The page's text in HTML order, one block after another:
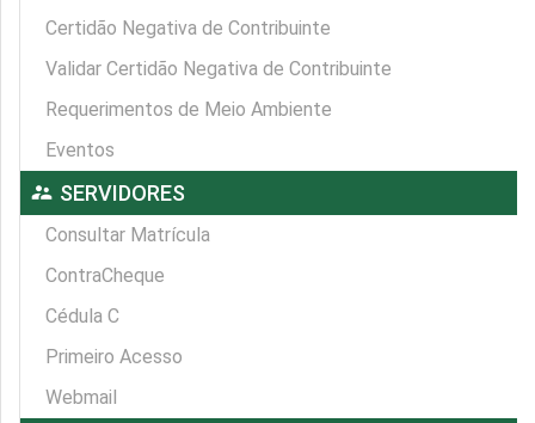
Certidão Negativa de Contribuinte
Validar Certidão Negativa de Contribuinte
Requerimentos de Meio Ambiente
Eventos
supervisor_account SERVIDORES
Consultar Matrícula
ContraCheque
Cédula C
Primeiro Acesso
Webmail